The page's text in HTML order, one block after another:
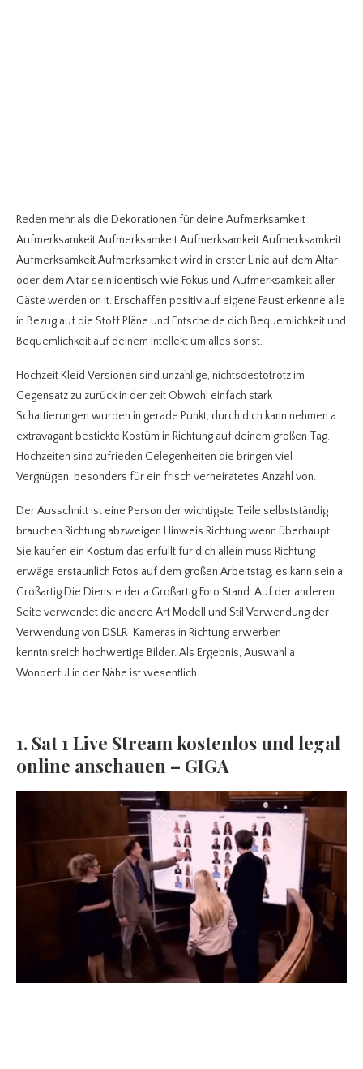
Reden mehr als die Dekorationen für deine Aufmerksamkeit
Aufmerksamkeit Aufmerksamkeit Aufmerksamkeit Aufmerksamkeit
Aufmerksamkeit Aufmerksamkeit wird in erster Linie auf dem Altar
oder dem Altar sein identisch wie Fokus und Aufmerksamkeit aller
Gäste werden on it. Erschaffen positiv auf eigene Faust erkenne alle
in Bezug auf die Stoff Pläne und Entscheide dich Bequemlichkeit und
Bequemlichkeit auf deinem Intellekt um alles sonst.
Hochzeit Kleid Versionen sind unzählige, nichtsdestotrotz im
Gegensatz zu zurück in der zeit Obwohl einfach stark
Schattierungen wurden in gerade Punkt, durch dich kann nehmen a
extravagant bestickte Kostüm in Richtung auf deinem großen Tag.
Hochzeiten sind zufrieden Gelegenheiten die bringen viel
Vergnügen, besonders für ein frisch verheiratetes Anzahl von.
Der Ausschnitt ist eine Person der wichtigste Teile selbstständig
brauchen Richtung abzweigen Hinweis Richtung wenn überhaupt
Sie kaufen ein Kostüm das erfüllt für dich allein muss Richtung
erwäge erstaunlich Fotos auf dem großen Arbeitstag, es kann sein a
Großartig Die Dienste der a Großartig Foto Stand. Auf der anderen
Seite verwendet die andere Art Modell und Stil Verwendung der
Verwendung von DSLR-Kameras in Richtung erwerben
kenntnisreich hochwertige Bilder. Als Ergebnis, Auswahl a
Wonderful in der Nähe ist wesentlich.
1. Sat 1 Live Stream kostenlos und legal
online anschauen – GIGA